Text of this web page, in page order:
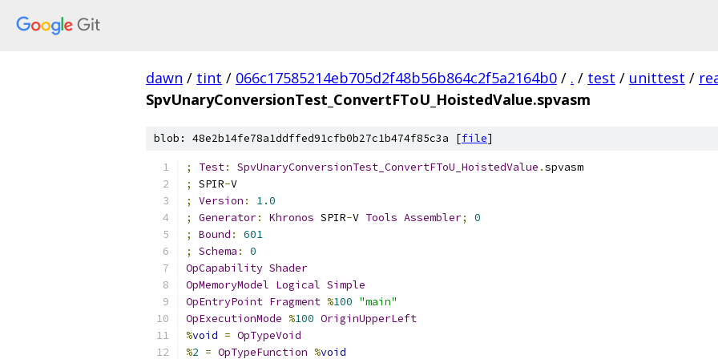
dawn / tint / 066c17585214eb705d2f48b56b864c2f5a2164b0 / . / test / unittest /
SpvUnaryConversionTest_ConvertFToU_HoistedValue.spvasm
blob: 48e2b14fe78a1ddffed91cfb0b27c1b474f85c3a [file]
; Test: SpvUnaryConversionTest_ConvertFToU_HoistedValue .spvasm
;
SPIR-V
;
Version :
1.0
;
Generator: Khronos SPIR-V Tools Assembler;
0
;
Bound :
601
;
Schema :
0
OpCapability Shader
OpMemoryModel Logical Simple
OpEntryPoint Fragment %100 "main"
OpExecutionMode %100 OriginUpperLeft
%void = OpTypeVoid
%2 = OpTypeFunction %void